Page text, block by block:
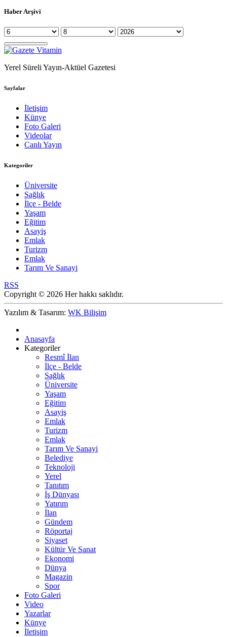
Haber Arşivi
Yerel Süreli Yayın-Aktüel Gazetesi
Sayfalar
İletişim
Künye
Foto Galeri
Videolar
Canlı Yayın
Kategoriler
Üniversite
Sağlık
İlçe - Belde
Yaşam
Eğitim
Asayiş
Emlak
Turizm
Emlak
Tarım Ve Sanayi
RSS
Copyright © 2026 Her hakkı saklıdır.
Yazılım & Tasarım: WK Bilişim
Anasayfa
Kategoriler
Resmî İlan
İlçe - Belde
Sağlık
Üniversite
Yaşam
Eğitim
Asayiş
Emlak
Turizm
Emlak
Tarım Ve Sanayi
Belediye
Teknoloji
Yerel
Tanıtım
İş Dünyası
Yatırım
İlan
Gündem
Röportaj
Siyaset
Kültür Ve Sanat
Ekonomi
Dünya
Magazin
Spor
Foto Galeri
Video
Yazarlar
Künye
İletişim